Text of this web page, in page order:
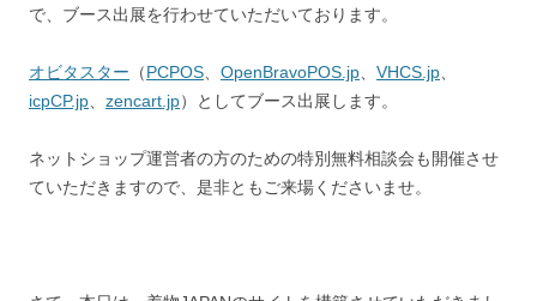
で、ブース出展を行わせていただいております。
オビタスター （PCPOS、 OpenBravoPOS.jp、 VHCS.jp、
icpCP.jp、 zencart.jp）としてブース出展します。
ネットショップ運営者の方のための特別無料相談会も開催させ
ていただきますので、是非ともご来場くださいませ。